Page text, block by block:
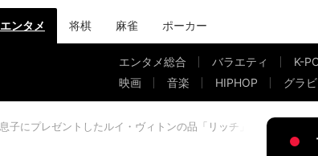
エンタメ 将棋 麻雀 ポーカー
エンタメ総合 バラエティ K-
映画
音楽 HIPHOP グラ
子にプレゼントしたルイ・ヴィトンの品「リッチ」「可愛い」の声